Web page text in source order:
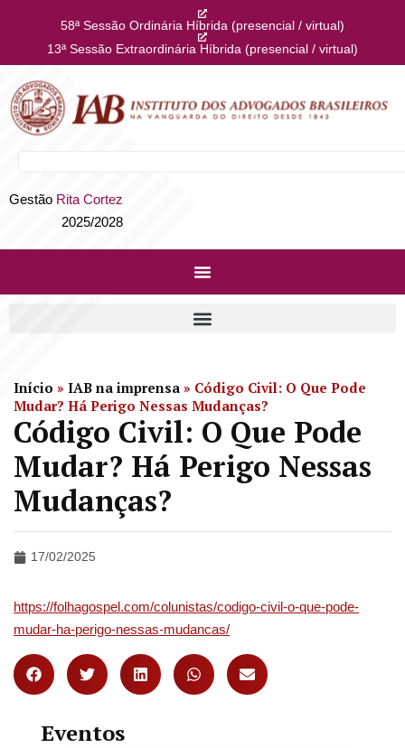
58ª Sessão Ordinária Híbrida (presencial / virtual)
13ª Sessão Extraordinária Híbrida (presencial / virtual)
Gestão Rita Cortez
2025/2028
Início » IAB na imprensa » Código Civil: O Que Pode
Mudar? Há Perigo Nessas Mudanças?
Código Civil: O Que Pode
Mudar? Há Perigo Nessas
Mudanças?
17/02/2025
https://folhagospel.com/colunistas/codigo-civil-o-que-pode-
mudar-ha-perigo-nessas-mudancas/
Eventos